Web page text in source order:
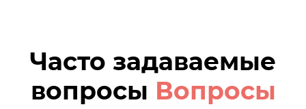
Часто задаваемые
вопросы Вопросы